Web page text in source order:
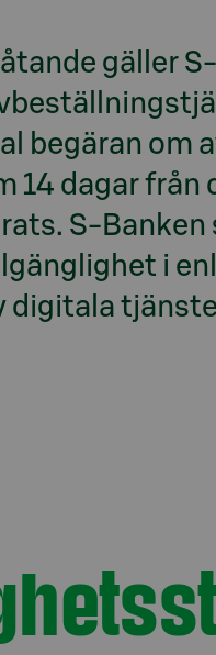
gäller
begäran om
14 dagar från
S⁠-⁠
i
digitala